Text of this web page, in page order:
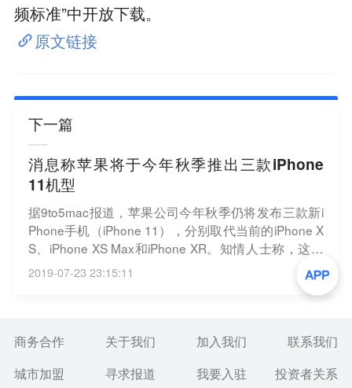
频标准”中开放下载。
原文链接
下一篇
消息称苹果将于今年秋季推出三款iPhone
11机型
据9to5mac报道，苹果公司今年秋季仍将发布三款新i
Phone手机（iPhone 11），分别取代当前的iPhone X
S、iPhone XS Max和iPhone XR。知情人士称，这三
款新iPhone将采用苹果A13处理器，并未取消Lightnin
g接口。其中两款将采用OLED Retina屏幕，而XR的
换代机型继续采用Liquid Retina LCD屏幕。（新浪科
2019-07-23 23:15:11
商务合作 关于我们 加入我们
联系我们
城市加盟
寻求报道 我要入驻 投资者关系